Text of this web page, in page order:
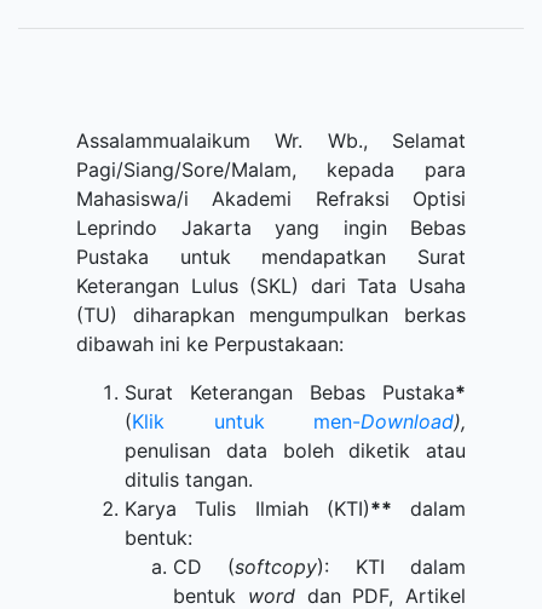
Assalammualaikum Wr. Wb., Selamat
Pagi/Siang/Sore/Malam, kepada para
Mahasiswa/i Akademi Refraksi Optisi
Leprindo Jakarta yang ingin Bebas
Pustaka untuk mendapatkan Surat
Keterangan Lulus (SKL) dari Tata Usaha
(TU) diharapkan mengumpulkan berkas
dibawah ini ke Perpustakaan:
Surat Keterangan Bebas Pustaka*
(Klik untuk men-Download),
penulisan data boleh diketik atau
ditulis tangan.
Karya Tulis Ilmiah (KTI)** dalam
bentuk:
CD (softcopy): KTI dalam
bentuk word dan PDF, Artikel